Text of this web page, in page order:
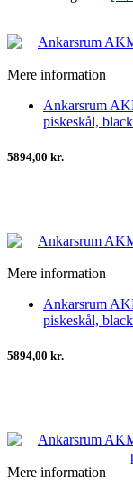
Mere information
Ankarsrum
piskeskål, black
5894,00 kr.
Mere information
Ankarsrum
piskeskål,
5894,00 kr.
Mere information